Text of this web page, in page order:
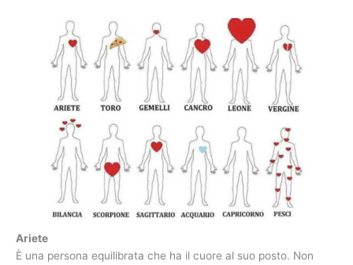
Ariete
È una persona equilibrata che ha il cuore al suo posto. Non